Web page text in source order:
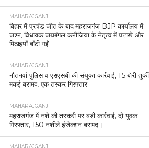
MAHARAJGANJ
बिहार में प्रचंड जीत के बाद महराजगंज BJP कार्यालय में
जश्न, विधायक जयमंगल कनौजिया के नेतृत्व में पटाखे और
मिठाइयाँ बाँटी गईं
MAHARAJGANJ
नौतनवां पुलिस व एसएसबी की संयुक्त कार्रवाई, 15 बोरी तुर्की
मकई बरामद, एक तस्कर गिरफ्तार
MAHARAJGANJ
महराजगंज में नशे की तस्करी पर बड़ी कार्रवाई, दो युवक
गिरफ्तार, 150 नशीले इंजेक्शन बरामद।
MAHARAJGANJ